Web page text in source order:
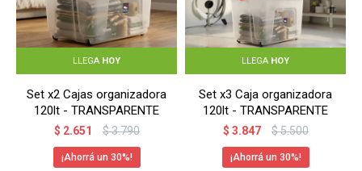
LLEGA HOY
Set x2 Cajas organizadora
120lt - TRANSPARENTE
$ 2.651 $3.790
30
LLEGA HOY
Set x3 Caja organizadora
120lt - TRANSPARENTE
$ 3.847 $5.500
30